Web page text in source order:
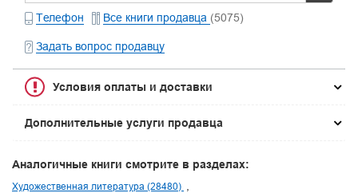
Телефон Все книги продавца (5075)
Задать вопрос продавцу
Условия оплаты и доставки
Дополнительные услуги продавца
Аналогичные книги смотрите в разделах:
Художественная литература (28480)